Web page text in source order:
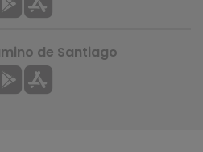
de Santiago